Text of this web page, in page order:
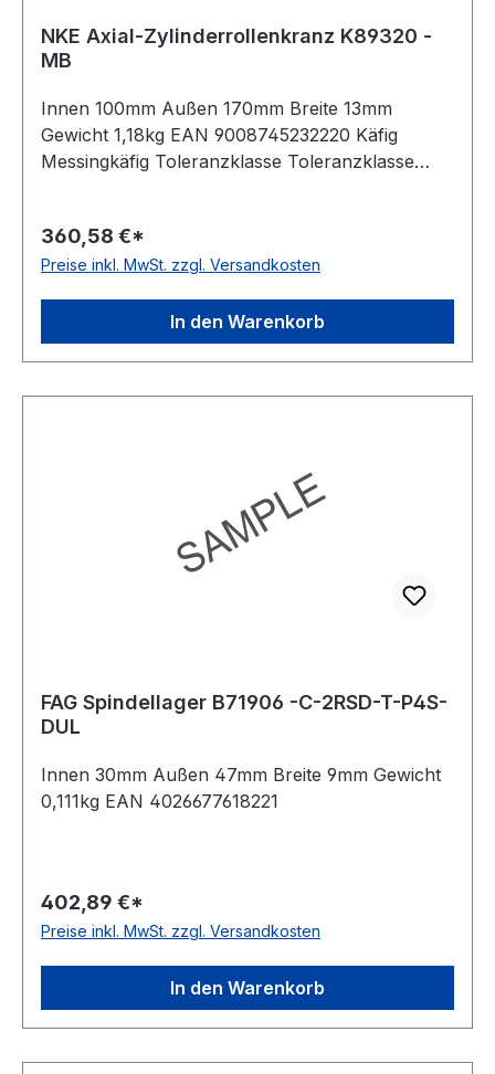
NKE Axial-Zylinderrollenkranz K89320 -
MB
Innen 100mm Außen 170mm Breite 13mm
Gewicht 1,18kg EAN 9008745232220 Käfig
Messingkäfig Toleranzklasse Toleranzklasse
360,58 €*
Preise inkl. MwSt. zzgl. Versandkosten
In den Warenkorb
FAG Spindellager B71906 -C-2RSD-T-P4S-
DUL
Innen 30mm Außen 47mm Breite 9mm Gewicht
0,111kg EAN 4026677618221
402,89 €*
Preise inkl. MwSt. zzgl. Versandkosten
In den Warenkorb